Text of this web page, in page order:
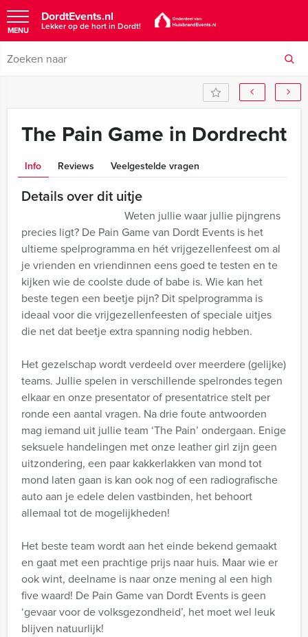
DordtEvents.nl
Lekker op de hort in Dordt!
MENU
The Pain Game in Dordrecht
Info Reviews Veelgestelde vragen
Details over dit uitje
Weten jullie waar jullie pijngrens
precies ligt? De Pain Game van Dordt Events is het
ultieme spelprogramma en hét vrijgezellenfeest om al
je vrienden en vriendinnen eens goed te testen en te
kijken wie de coolste dude of babe is. Wie kan het
beste tegen een beetje pijn? Dit spelprogramma is
ideaal voor die vrijgezellenfeesten of speciale uitjes
die net dat beetje extra spanning nodig hebben.
Het gezelschap wordt verdeeld over meerdere (gelijke)
teams. Jullie spelen in verschillende spelrondes tegen
elkaar en onze presentator of presentatrice stelt per
ronde een aantal vragen. Na drie foute antwoorden
mag iemand uit jullie team ‘The Pain’ ondergaan. Enige
seksuele handelingen met onze leather girl zijn geen
uitzondering, een paar kakkerlakken van mond tot
mond laten gaan is kan ook nog of een radiografische
auto aan je edele delen vastbinden, het behoort
allemaal tot de mogelijkheden!
Het beste team wordt aan het einde bekend gemaakt
en gaat met een prachtige prijs naar huis. Maar wie er
ook wint, deelname is naar onze mening al een high
five waard! De Pain Game van Dordt Events is geen
‘gevaar voor de volksgezondheid’, het moet wel leuk
blijven natuurlijk!